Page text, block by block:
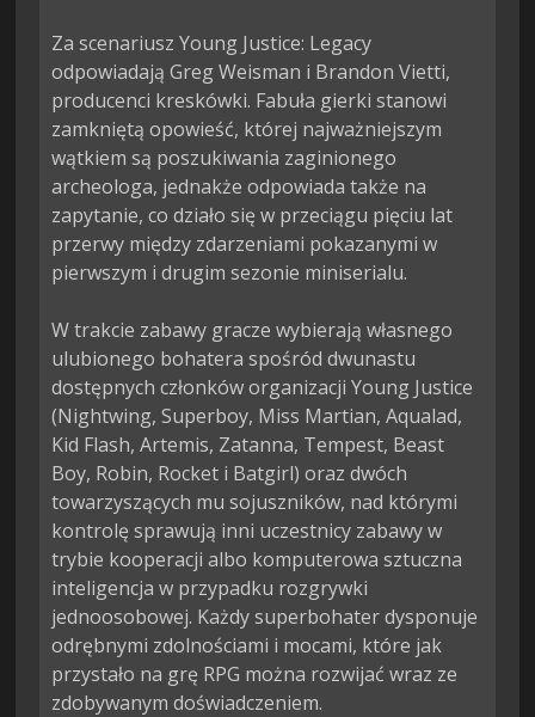
Za scenariusz Young Justice: Legacy
odpowiadają Greg Weisman i Brandon Vietti,
producenci kreskówki. Fabuła gierki stanowi
zamkniętą opowieść, której najważniejszym
wątkiem są poszukiwania zaginionego
archeologa, jednakże odpowiada także na
zapytanie, co działo się w przeciągu pięciu lat
przerwy między zdarzeniami pokazanymi w
pierwszym i drugim sezonie miniserialu.
W trakcie zabawy gracze wybierają własnego
ulubionego bohatera spośród dwunastu
dostępnych członków organizacji Young Justice
(Nightwing, Superboy, Miss Martian, Aqualad,
Kid Flash, Artemis, Zatanna, Tempest, Beast
Boy, Robin, Rocket i Batgirl) oraz dwóch
towarzyszących mu sojuszników, nad którymi
kontrolę sprawują inni uczestnicy zabawy w
trybie kooperacji albo komputerowa sztuczna
inteligencja w przypadku rozgrywki
jednoosobowej. Każdy superbohater dysponuje
odrębnymi zdolnościami i mocami, które jak
przystało na grę RPG można rozwijać wraz ze
zdobywanym doświadczeniem.